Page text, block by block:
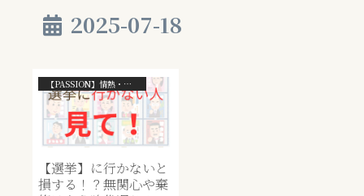
2025-07-18
【PASSION】情熱・ライフスタイル系
【選挙】に行かないと
損する！？無関心や棄